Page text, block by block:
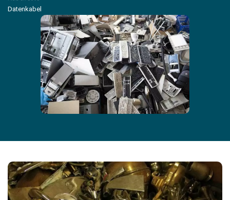
Datenkabel